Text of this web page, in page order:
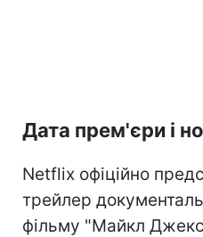
Дата прем'єри і
Netflix офіційно
трейлер
фільму "Майкл